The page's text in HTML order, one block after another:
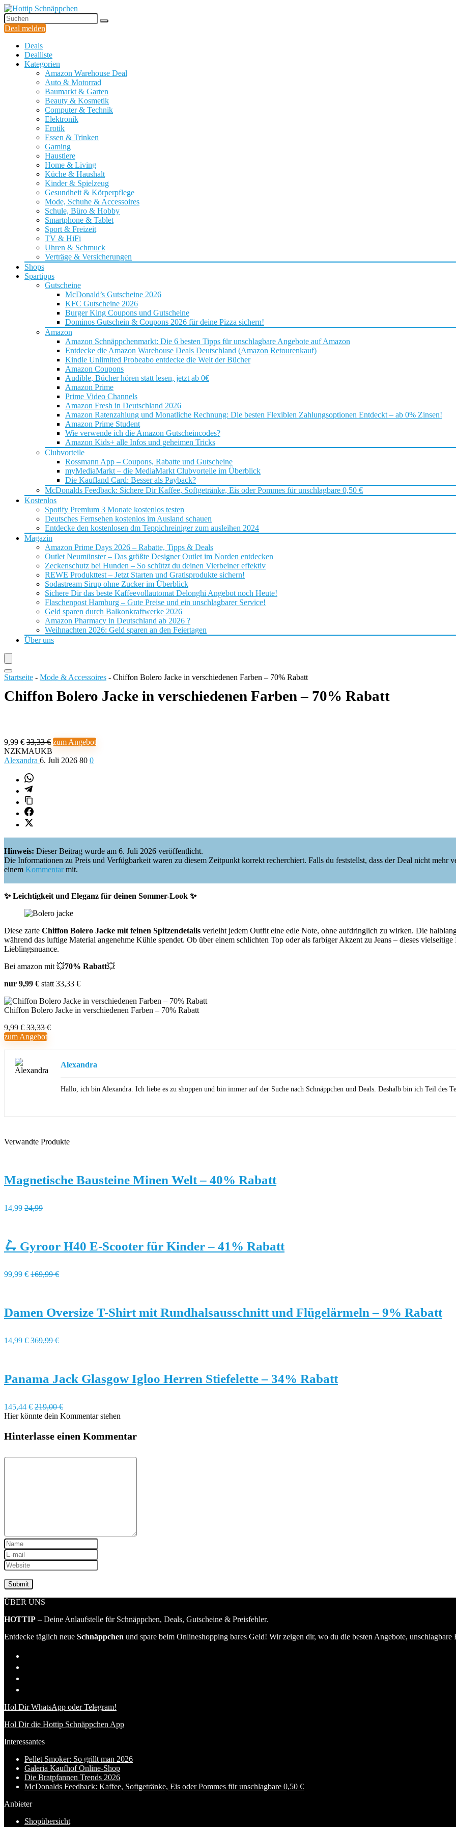
Deal melden
Deals
Dealliste
Kategorien
Amazon Warehouse Deal
Auto & Motorrad
Baumarkt & Garten
Beauty & Kosmetik
Computer & Technik
Elektronik
Erotik
Essen & Trinken
Gaming
Haustiere
Home & Living
Küche & Haushalt
Kinder & Spielzeug
Gesundheit & Körperpflege
Mode, Schuhe & Accessoires
Schule, Büro & Hobby
Smartphone & Tablet
Sport & Freizeit
TV & HiFi
Uhren & Schmuck
Verträge & Versicherungen
Shops
Spartipps
Gutscheine
McDonald’s Gutscheine 2026
KFC Gutscheine 2026
Burger King Coupons und Gutscheine
Dominos Gutschein & Coupons 2026 für deine Pizza sichern!
Amazon
Amazon Schnäppchenmarkt: Die 6 besten Tipps für unschlagbare Angebote auf Amazon
Entdecke die Amazon Warehouse Deals Deutschland (Amazon Retourenkauf)
Kindle Unlimited Probeabo entdecke die Welt der Bücher
Amazon Coupons
Audible, Bücher hören statt lesen, jetzt ab 0€
Amazon Prime
Prime Video Channels
Amazon Fresh in Deutschland 2026
Amazon Ratenzahlung und Monatliche Rechnung: Die besten Flexiblen Zahlungsoptionen Entdeckt – ab 0% Zinsen!
Amazon Prime Student
Wie verwende ich die Amazon Gutscheincodes?
Amazon Kids+ alle Infos und geheimen Tricks
Clubvorteile
Rossmann App – Coupons, Rabatte und Gutscheine
myMediaMarkt – die MediaMarkt Clubvorteile im Überblick
Die Kaufland Card: Besser als Payback?
McDonalds Feedback: Sichere Dir Kaffee, Softgetränke, Eis oder Pommes für unschlagbare 0,50 €
Kostenlos
Spotify Premium 3 Monate kostenlos testen
Deutsches Fernsehen kostenlos im Ausland schauen
Entdecke den kostenlosen dm Teppichreiniger zum ausleihen 2024
Magazin
Amazon Prime Days 2026 – Rabatte, Tipps & Deals
Outlet Neumünster – Das größte Designer Outlet im Norden entdecken
Zeckenschutz bei Hunden – So schützt du deinen Vierbeiner effektiv
REWE Produkttest – Jetzt Starten und Gratisprodukte sichern!
Sodastream Sirup ohne Zucker im Überblick
Sichere Dir das beste Kaffeevollautomat Delonghi Angebot noch Heute!
Flaschenpost Hamburg – Gute Preise und ein unschlagbarer Service!
Geld sparen durch Balkonkraftwerke 2026
Amazon Pharmacy in Deutschland ab 2026 ?
Weihnachten 2026: Geld sparen an den Feiertagen
Über uns
Startseite - Mode & Accessoires - Chiffon Bolero Jacke in verschiedenen Farben – 70% Rabatt
Chiffon Bolero Jacke in verschiedenen Farben – 70% Rabatt
9,99 € 33,33 € zum Angebot
NZKMAUKB
Alexandra 6. Juli 2026 80 0
Hinweis: Dieser Beitrag wurde am 6. Juli 2026 veröffentlicht.
Die Informationen zu Preis und Verfügbarkeit waren zu diesem Zeitpunkt korrekt recherchiert. Falls du feststellst, dass der Deal nicht mehr
einem Kommentarmit.
✨ Leichtigkeit und Eleganz für deinen Sommer-Look ✨
Diese zarte Chiffon Bolero Jacke mit feinen Spitzendetails verleiht jedem Outfit eine edle Note, ohne aufdringlich zu wirken. Die
während das luftige Material angenehme Kühle spendet. Ob über einem schlichten Top oder als farbiger Akzent zu Jeans – dieses
Lieblingsnuance.
Bei amazon mit 💥70% Rabatt💥
nur 9,99 € statt 33,33 €
Chiffon Bolero Jacke in verschiedenen Farben – 70% Rabatt
9,99 € 33,33 €
zum Angebot
Alexandra
Hallo, ich bin Alexandra. Ich liebe es zu shoppen und bin immer auf der Suche nach Schnäppchen und Deals. Deshalb bin ich Teil des
Verwandte Produkte
Magnetische Bausteine Minen Welt – 40% Rabatt
14,99 24,99
🛴 Gyroor H40 E-Scooter für Kinder – 41% Rabatt
99,99 € 169,99 €
Damen Oversize T-Shirt mit Rundhalsausschnitt und Flügelärmeln – 9% Rabatt
14,99 € 369,99 €
Panama Jack Glasgow Igloo Herren Stiefelette – 34% Rabatt
145,44 € 219,00 €
Hier könnte dein Kommentar stehen
Hinterlasse einen Kommentar
ÜBER UNS
HOTTIP – Deine Anlaufstelle für Schnäppchen, Deals, Gutscheine & Preisfehler.
Entdecke täglich neue Schnäppchen und spare beim Onlineshopping bares Geld! Wir zeigen dir, wo du die besten Angebote, unschlagbare
Hol Dir WhatsApp oder Telegram!
Hol Dir die Hottip Schnäppchen App
Interessantes
Pellet Smoker: So grillt man 2026
Galeria Kaufhof Online-Shop
Die Bratpfannen Trends 2026
McDonalds Feedback: Kaffee, Softgetränke, Eis oder Pommes für unschlagbare 0,50 €
Anbieter
Shopübersicht